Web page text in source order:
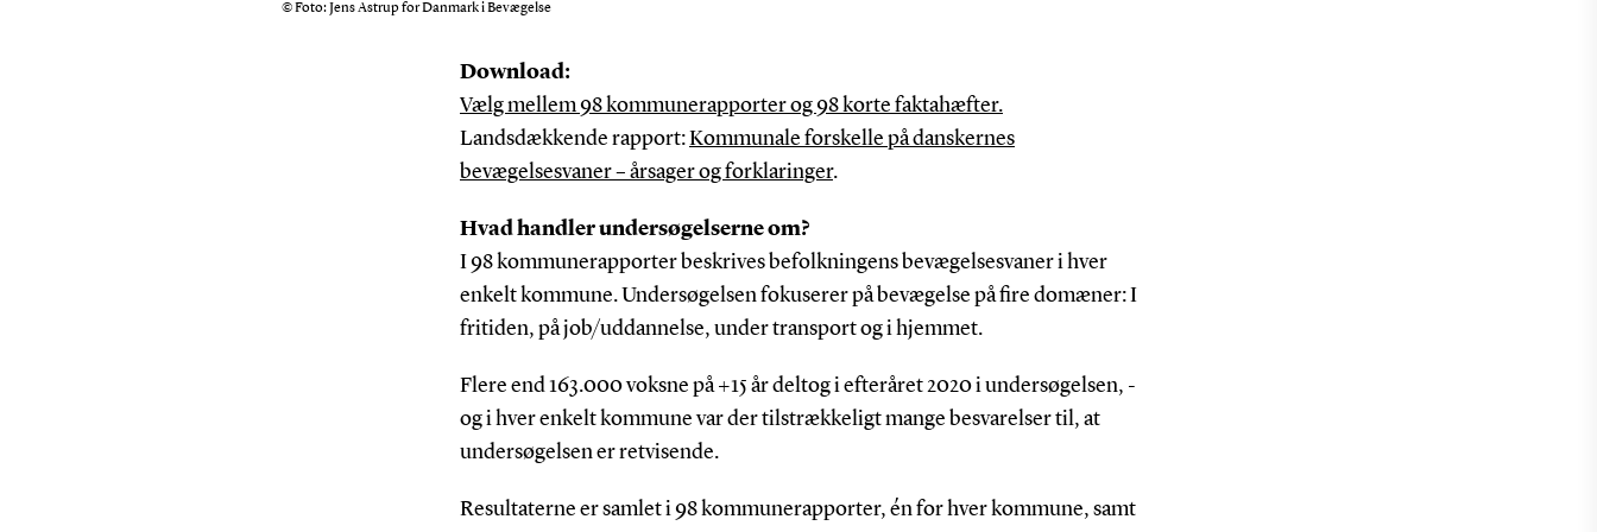
© Foto: Jens Astrup for Danmark i Bevægelse
Download:
Vælg mellem 98 kommunerapporter og 98 korte faktahæfter.
Landsdækkende rapport:Kommunale forskelle på danskernes
bevægelsesvaner – årsager og forklaringer.
Hvad handler undersøgelserne om?
I 98 kommunerapporter beskrives befolkningens bevægelsesvaner i hver
enkelt kommune. Undersøgelsen fokuserer på bevægelse på fire domæner: I
fritiden, på job/uddannelse, under transport og i hjemmet.
Flere end 163.000 voksne på +15 år deltog i efteråret 2020 i undersøgelsen, -
og i hver enkelt kommune var der tilstrækkeligt mange besvarelser til, at
undersøgelsen er retvisende.
Resultaterne er samlet i 98 kommunerapporter, én for hver kommune, samt